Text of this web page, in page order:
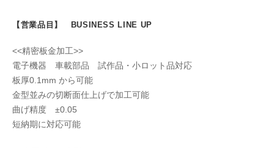
【営業品目】 BUSINESS LINE UP
<<精密板金加工>>
電子機器 車載部品 試作品・小ロット品対応
板厚0.1mm から可能
金型並みの切断面仕上げで加工可能
曲げ精度 ±0.05
短納期に対応可能